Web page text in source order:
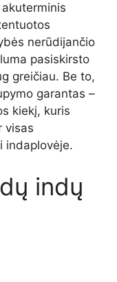
nerūdijančio
pasiskirsto
greičiau. Be to,
garantas –
kiekį, kuris
visas
indaplovėje.
indų